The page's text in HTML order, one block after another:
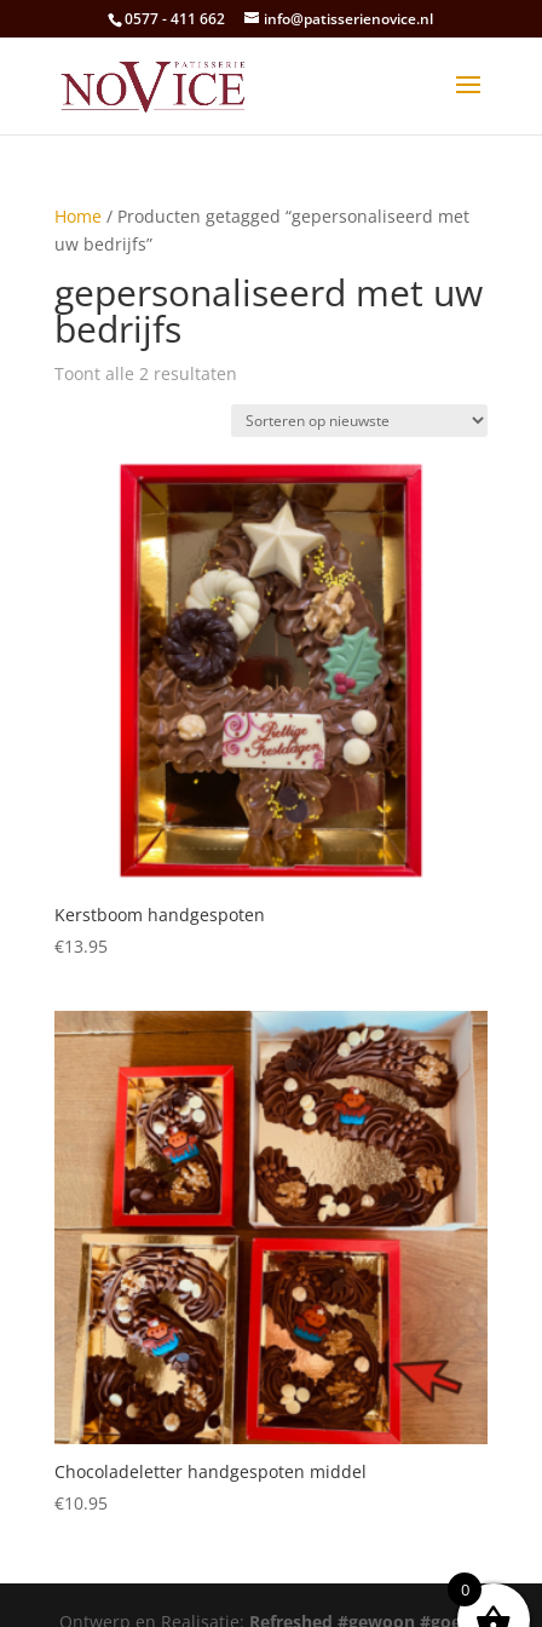
0577 - 411 662 info@patisserienovice.nl
Home/ Producten getagged “gepersonaliseerd met
uw bedrijfs”
gepersonaliseerd met uw
bedrijfs
Toont alle 2 resultatenGesorteerd
nieuwste
Kerstboom handgespoten
€13.95
Chocoladeletter handgespoten middel
€10.95
Ontwerp en Realisatie: Refreshed #gewoon #goede
0